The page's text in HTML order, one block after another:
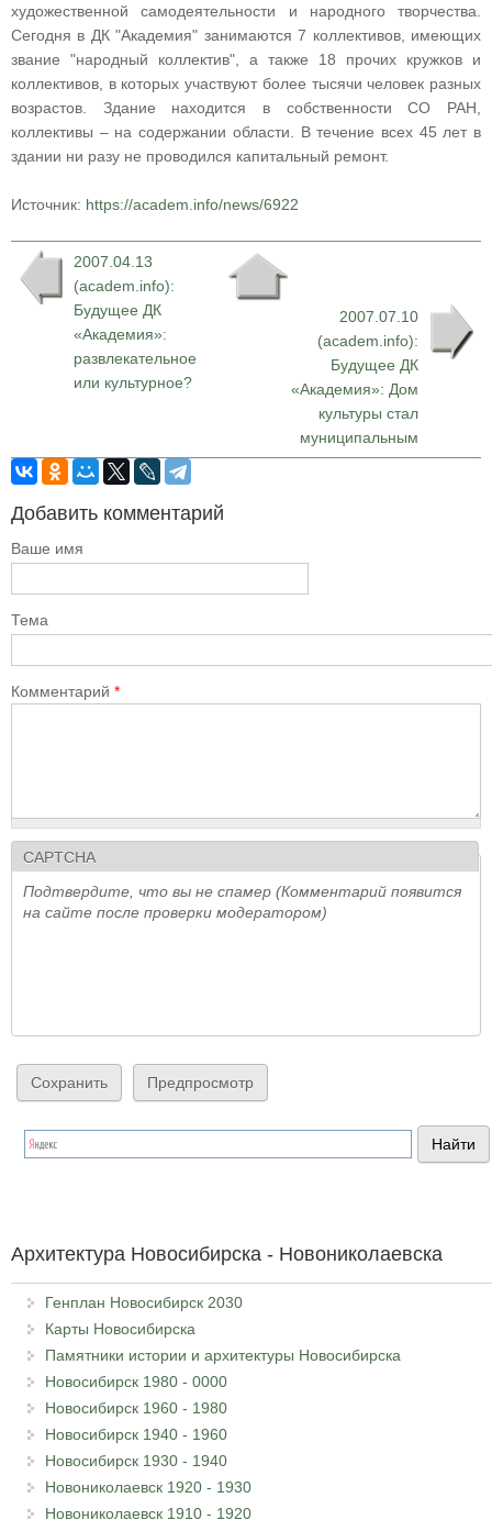
художественной самодеятельности и народного творчества.
Сегодня в ДК "Академия" занимаются 7 коллективов, имеющих
звание "народный коллектив", а также 18 прочих кружков и
коллективов, в которых участвуют более тысячи человек разных
возрастов. Здание находится в собственности СО РАН,
коллективы – на содержании области. В течение всех 45 лет в
здании ни разу не проводился капитальный ремонт.
Источник: https://academ.info/news/6922
2007.04.13
(academ.info):
Будущее ДК
«Академия»:
развлекательное
или культурное?
2007.07.10
(academ.info):
Будущее ДК
«Академия»: Дом
культуры стал
муниципальным
Добавить комментарий
Ваше имя
Тема
Комментарий *
CAPTCHA
Подтвердите, что вы не спамер (Комментарий появится
на сайте после проверки модератором)
Архитектура Новосибирска - Новониколаевска
Генплан Новосибирск 2030
Карты Новосибирска
Памятники истории и архитектуры Новосибирска
Новосибирск 1980 - 0000
Новосибирск 1960 - 1980
Новосибирск 1940 - 1960
Новосибирск 1930 - 1940
Новониколаевск 1920 - 1930
Новониколаевск 1910 - 1920